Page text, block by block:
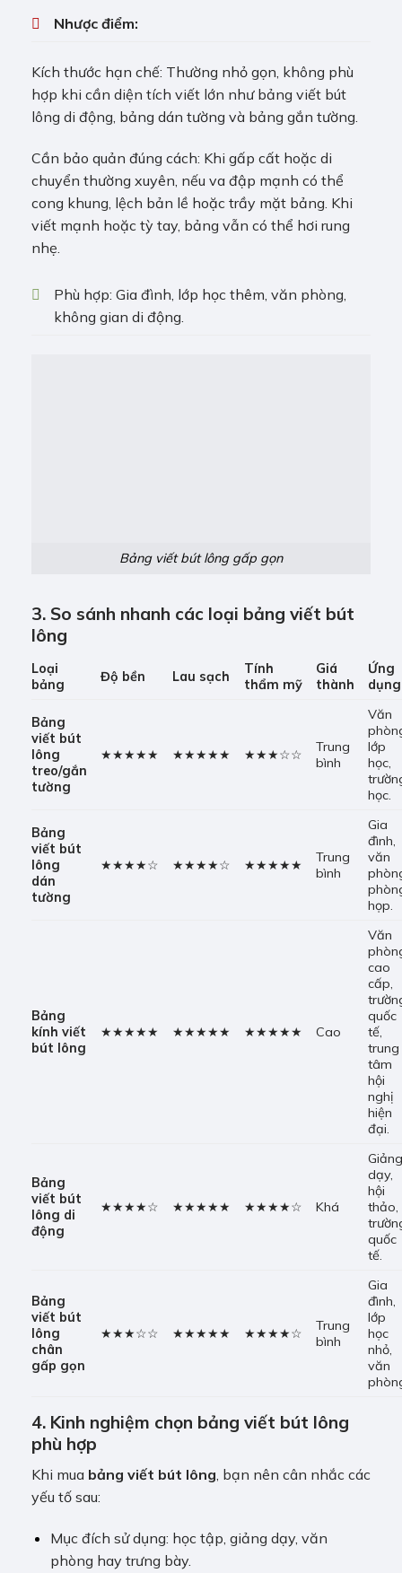
Nhược điểm:
Kích thước hạn chế: Thường nhỏ gọn, không phù
hợp khi cần diện tích viết lớn như bảng viết bút
lông di động, bảng dán tường và bảng gắn tường.
Cần bảo quản đúng cách: Khi gấp cất hoặc di
chuyển thường xuyên, nếu va đập mạnh có thể
cong khung, lệch bản lề hoặc trầy mặt bảng. Khi
viết mạnh hoặc tỳ tay, bảng vẫn có thể hơi rung
nhẹ.
Phù hợp: Gia đình, lớp học thêm, văn phòng,
không gian di động.
Bảng viết bút lông gấp gọn
3. So sánh nhanh các loại bảng viết bút
lông
Loại
bảng
Độ bền Lau sạch
Tính
thẩm mỹ
Giá
thành
Ứng
dụng
Bảng
viết bút
lông
treo/gắn
tường
★★★★★ ★★★★★ ★★★☆☆
Trung
bình
Văn
lớp
học,
học.
Bảng
viết bút
lông
dán
tường
★★★★☆ ★★★★☆ ★★★★★
Trung
bình
Gia
đình,
văn
họp.
Bảng
kính viết
bút lông
★★★★★ ★★★★★ ★★★★★ Cao
Văn
cao
cấp,
quốc
tế,
trung
tâm
hội
nghị
hiện
đại.
Bảng
viết bút
lông di
động
★★★★☆ ★★★★★ ★★★★☆ Khá
dạy,
hội
thảo,
quốc
tế.
Bảng
viết bút
lông
chân
gấp gọn
★★★☆☆ ★★★★★ ★★★★☆
Trung
bình
Gia
đình,
lớp
học
nhỏ,
văn
4. Kinh nghiệm chọn bảng viết bút lông
phù hợp
Khi mua bảng viết bút lông , bạn nên cân nhắc các
yếu tố sau:
Mục đích sử dụng: học tập, giảng dạy, văn
phòng hay trưng bày.